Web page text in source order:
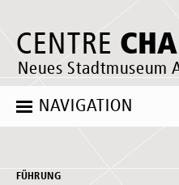
CENTRE
Neues Stadtmuseum
NAVIGATION
FÜHRUNG